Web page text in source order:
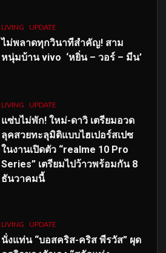
LIVING UPDATE
ไม่พลาดทุกวินาทีสำคัญ! สาม
หนุ่มบ้าน vivo ‘หยิ่น – วอร์ – มีน’
LIVING UPDATE
แซ่บไม่พัก! ใหม่-ดาวิ เตรียมอวด
ลุคสวยทะลุมิติแบบไฮเปอร์สเปซ
ในงานเปิดตัว “realme 10 Pro
Series” เตรียมไปว้าวพร้อมกัน 8
ธันวาคมนี้
LIVING UPDATE
นั่งแท่น “บอสคริส-คริส พีรวัส” ผุด